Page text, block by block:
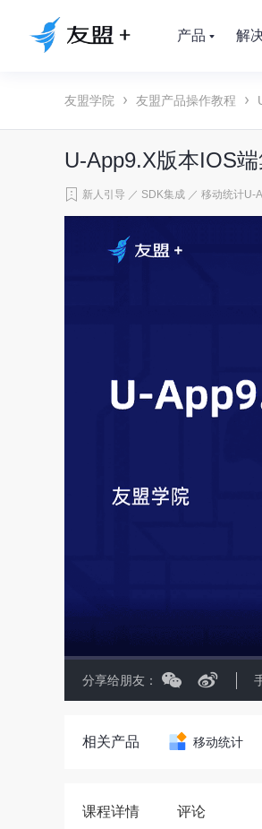
产品 解
友盟学院 友盟产品操作教程
U-App9.X版本IOS
新人引导 ／ SDK集成 ／ 移动统计U-
分享给朋友：
相关产品 移动统计
课程详情 评论